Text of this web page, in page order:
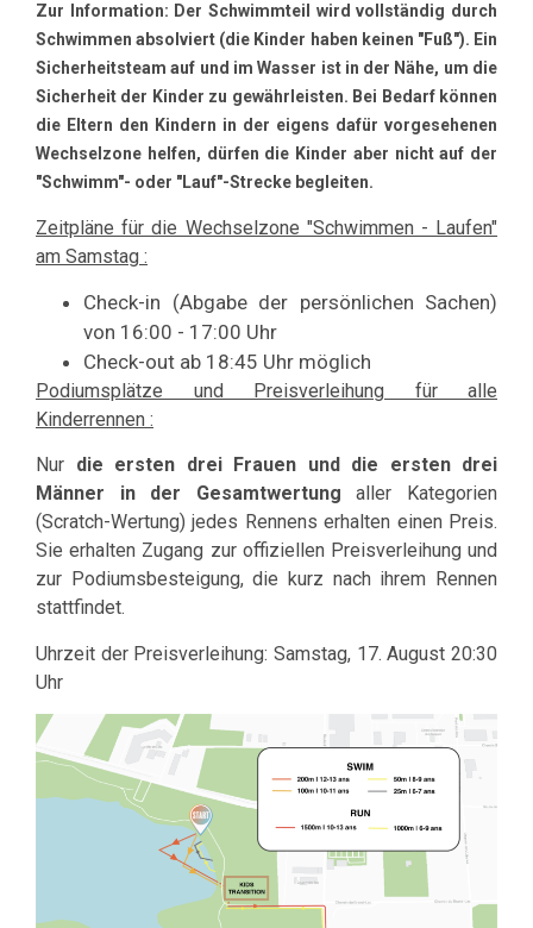
Zur Information: Der Schwimmteil wird vollständig durch
Schwimmen absolviert (die Kinder haben keinen "Fuß"). Ein
Sicherheitsteam auf und im Wasser ist in der Nähe, um die
Sicherheit der Kinder zu gewährleisten. Bei Bedarf können
die Eltern den Kindern in der eigens dafür vorgesehenen
Wechselzone helfen, dürfen die Kinder aber nicht auf der
"Schwimm"- oder "Lauf"-Strecke begleiten.
Zeitpläne für die Wechselzone "Schwimmen - Laufen"
am Samstag :
Check-in (Abgabe der persönlichen Sachen)
von 16:00 - 17:00 Uhr
Check-out ab 18:45 Uhr möglich
Podiumsplätze und Preisverleihung für alle
Kinderrennen :
Nur die ersten drei Frauen und die ersten drei
Männer in der Gesamtwertung aller Kategorien
(Scratch-Wertung) jedes Rennens erhalten einen Preis.
Sie erhalten Zugang zur offiziellen Preisverleihung und
zur Podiumsbesteigung, die kurz nach ihrem Rennen
stattfindet.
Uhrzeit der Preisverleihung: Samstag, 17. August 20:30
Uhr